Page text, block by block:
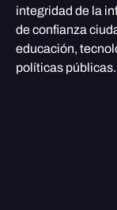
integridad de la
de confianza
educación,
políticas públicas.